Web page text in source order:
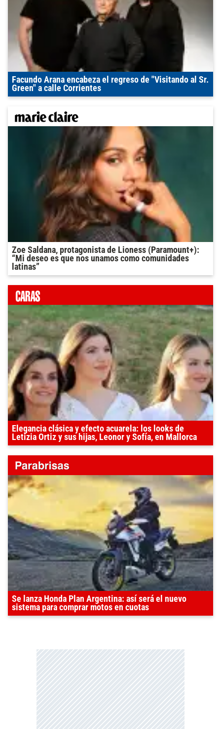
Facundo Arana encabeza el regreso de "Visitando al Sr.
Green" a calle Corrientes
Zoe Saldana, protagonista de Lioness (Paramount+):
“Mi deseo es que nos unamos como comunidades
latinas”
Elegancia clásica y efecto acuarela: los looks de
Letizia Ortiz y sus hijas, Leonor y Sofía, en Mallorca
Se lanza Honda Plan Argentina: así será el nuevo
sistema para comprar motos en cuotas